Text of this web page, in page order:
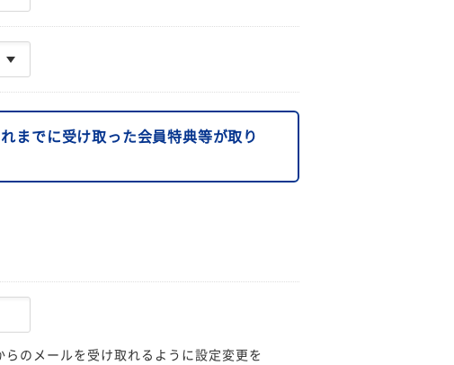
までに受け取った会員特典等が取り
のメールを受け取れるように設定変更を